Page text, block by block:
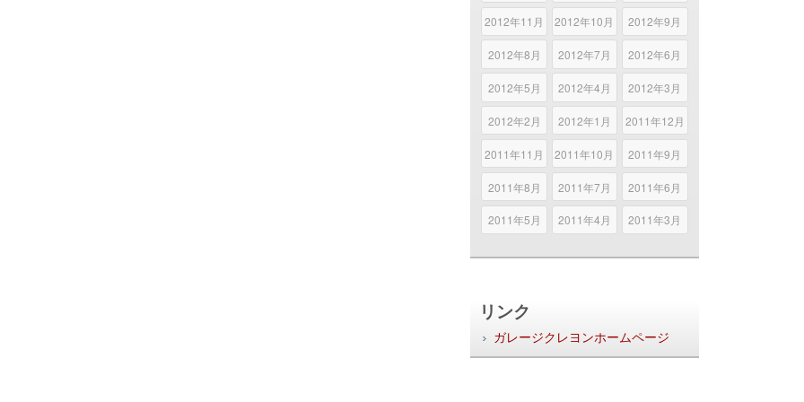
2012年11月 2012年10月 2012年9月
2012年8月 2012年7月 2012年6月
2012年5月 2012年4月 2012年3月
2012年2月 2012年1月 2011年12月
2011年11月 2011年10月 2011年9月
2011年8月 2011年7月 2011年6月
2011年5月 2011年4月 2011年3月
リンク
ガレージクレヨンホームページ